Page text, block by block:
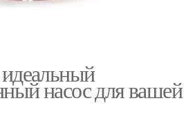
насос для вашей